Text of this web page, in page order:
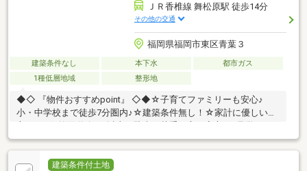
ＪＲ香椎線 舞松原駅 徒歩14分
その他の交通
福岡県福岡市東区青葉３
建築条件なし 本下水
都市ガス
1種低層地域
整形地
◆◇ 『物件おすすめpoint』 ◇◆☆子育てファミリーも安心♪
小・中学校まで徒歩7分圏内♪☆建築条件無し！☆家計に優しい都
市ガス♪☆前面道路7ｍ以上と駐車が苦手な方も安心♪≪見学につ
いて≫見学は事前にサイト又はお電話にてご予約いただくとスム
ーズです♪お問い合わせは【0120-888-466】まで※ご案内は送迎車
にてご自宅へ無料送迎も可能です！お家探しの第一歩を、【リア
建築条件付土地